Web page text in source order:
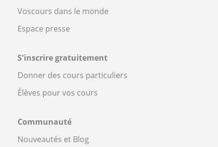
Voscours dans le monde
Espace presse
S'inscrire gratuitement
Donner des cours particuliers
Élèves pour vos cours
Communauté
Nouveautés et Blog